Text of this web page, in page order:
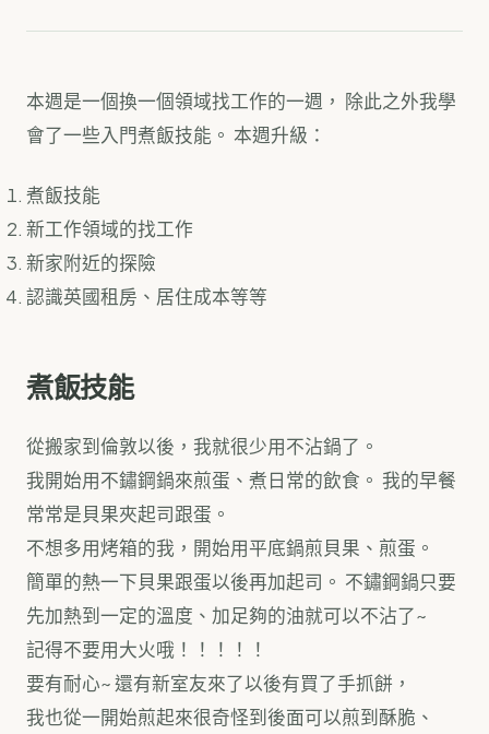
本週是一個換一個領域找工作的一週， 除此之外我學
會了一些入門煮飯技能。 本週升級：
煮飯技能
新工作領域的找工作
新家附近的探險
認識英國租房、居住成本等等
煮飯技能
從搬家到倫敦以後，我就很少用不沾鍋了。
我開始用不鏽鋼鍋來煎蛋、煮日常的飲食。 我的早餐
常常是貝果夾起司跟蛋。
不想多用烤箱的我，開始用平底鍋煎貝果、煎蛋。
簡單的熱一下貝果跟蛋以後再加起司。 不鏽鋼鍋只要
先加熱到一定的溫度、加足夠的油就可以不沾了~
記得不要用大火哦！！！！！
要有耐心~ 還有新室友來了以後有買了手抓餅，
我也從一開始煎起來很奇怪到後面可以煎到酥脆、